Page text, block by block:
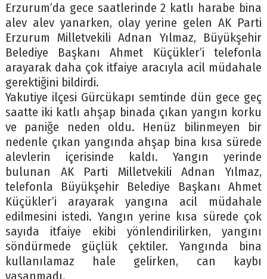
Erzurum’da gece saatlerinde 2 katlı harabe bina
alev alev yanarken, olay yerine gelen AK Parti
Erzurum Milletvekili Adnan Yılmaz, Büyükşehir
Belediye Başkanı Ahmet Küçükler’i telefonla
arayarak daha çok itfaiye aracıyla acil müdahale
gerektiğini bildirdi.
Yakutiye ilçesi Gürcükapı semtinde dün gece geç
saatte iki katlı ahşap binada çıkan yangın korku
ve paniğe neden oldu. Henüz bilinmeyen bir
nedenle çıkan yangında ahşap bina kısa sürede
alevlerin içerisinde kaldı. Yangın yerinde
bulunan AK Parti Milletvekili Adnan Yılmaz,
telefonla Büyükşehir Belediye Başkanı Ahmet
Küçükler’i arayarak yangına acil müdahale
edilmesini istedi. Yangın yerine kısa sürede çok
sayıda itfaiye ekibi yönlendirilirken, yangını
söndürmede güçlük çektiler. Yangında bina
kullanılamaz hale gelirken, can kaybı